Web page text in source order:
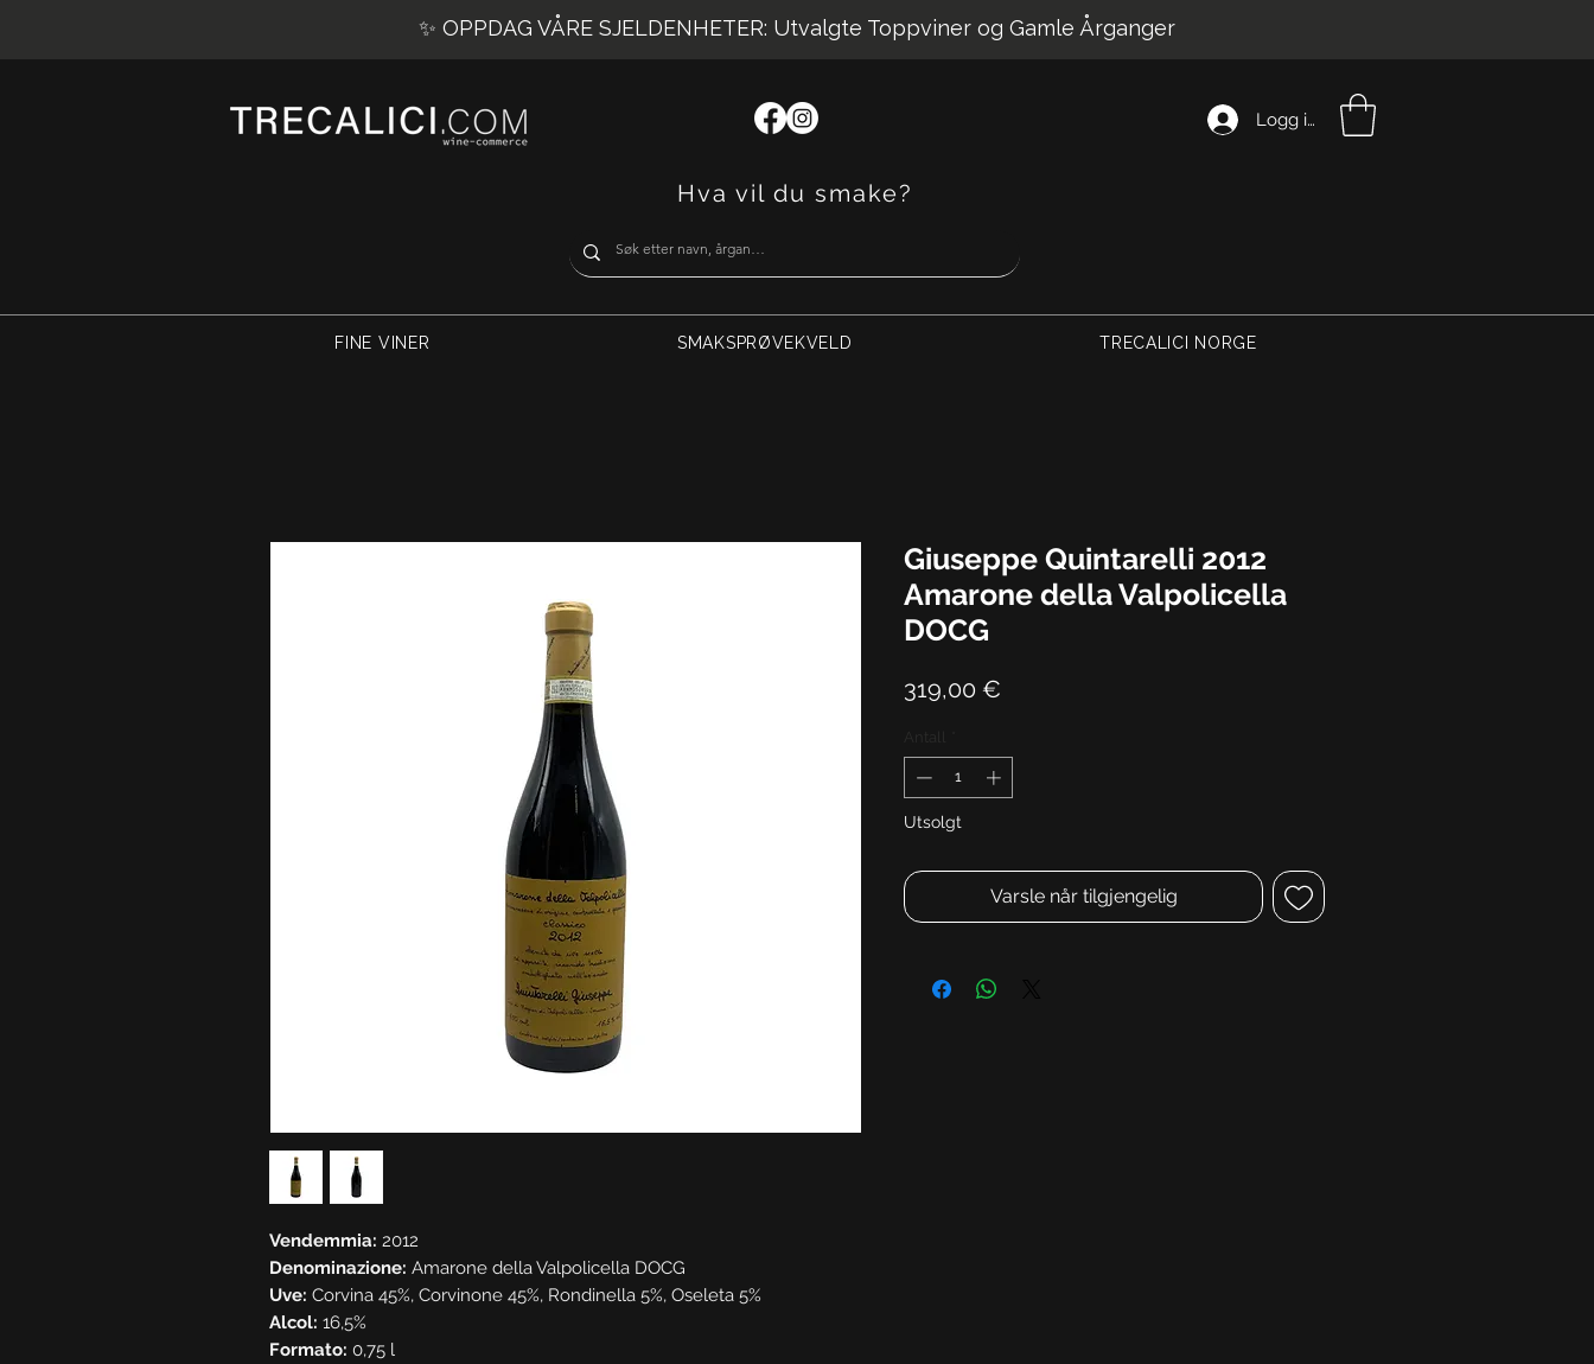
✨ OPPDAG VÅRE SJELDENHETER: Utvalgte Toppviner og Gamle Årganger
Logg inn
Hva vil du smake?
FINE VINER SMAKSPRØVEKVELD TRECALICI NORGE
Vendemmia: 2012
Denominazione: Amarone della Valpolicella DOCG
Uve: Corvina 45%, Corvinone 45%, Rondinella 5%, Oseleta 5%
Alcol: 16,5%
Formato: 0,75 l
Giuseppe Quintarelli 2012
Amarone della Valpolicella
DOCG
319,00 €
Utsolgt
Varsle når tilgjengelig